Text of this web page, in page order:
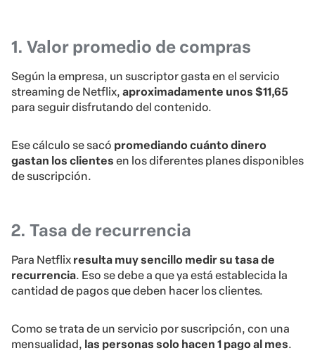
1. Valor promedio de compras
Según la empresa, un suscriptor gasta en el servicio
streaming de Netflix, aproximadamente unos $11,65
para seguir disfrutando del contenido.
Ese cálculo se sacó promediando cuánto dinero
gastan los clientes en los diferentes planes disponibles
de suscripción.
2. Tasa de recurrencia
Para Netflix resulta muy sencillo medir su tasa de
recurrencia. Eso se debe a que ya está establecida la
cantidad de pagos que deben hacer los clientes.
Como se trata de un servicio por suscripción, con una
mensualidad, las personas solo hacen 1 pago al mes.